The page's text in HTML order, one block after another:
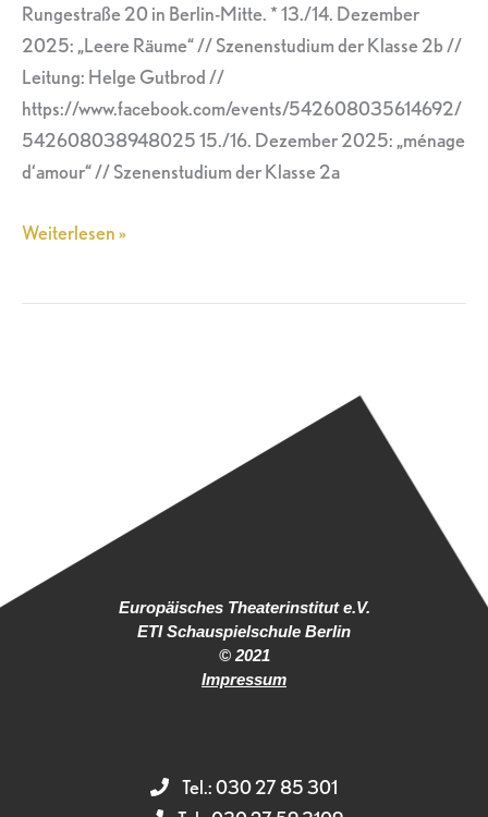
Rungestraße 20 in Berlin-Mitte. * 13./14. Dezember
2025: „Leere Räume“ // Szenenstudium der Klasse 2b //
Leitung: Helge Gutbrod //
https://www.facebook.com/events/542608035614692/
542608038948025 15./16. Dezember 2025: „ménage
d‘amour“ // Szenenstudium der Klasse 2a
Weiterlesen »
Europäisches Theaterinstitut e.V.
ETI Schauspielschule Berlin
© 2021
Impressum
Tel.: 030 27 85 301